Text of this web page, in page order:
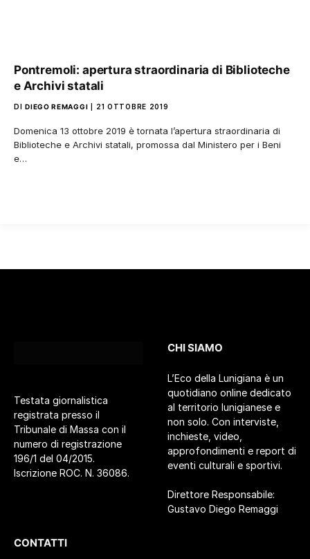
Pontremoli: apertura straordinaria di Biblioteche
e Archivi statali
DI DIEGO REMAGGI 21 OTTOBRE 2019
Domenica 13 ottobre 2019 è tornata l’apertura straordinaria di
Biblioteche e Archivi statali, promossa dal Ministero per i Beni
e…
Testata giornalistica
registrata presso il
Tribunale di Massa con il
numero di registrazione
196/1 del 04/2015.
Iscrizione ROC. N. 36086.
CHI SIAMO
L’Eco della Lunigiana è un
quotidiano online dedicato
al territorio lunigianese e
non solo. Con interviste,
inchieste, video,
approfondimenti e report di
eventi culturali e sportivi.
Direttore Responsabile:
Gustavo Diego Remaggi
CONTATTI